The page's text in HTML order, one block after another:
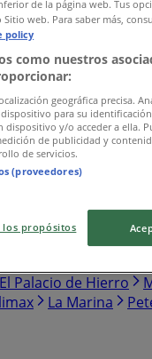
en Malinalco
Sally Beauty
Alianza
Almacenes Anfora
Farmatodo
Martí
El Palacio de Hierro
La Marina
de la página web. Tus
web. Para saber más,
policy
como nuestros
geográfica precisa.
para su
dispositivo y/o acceder a ella.
de publicidad y
de servicios.
(proveedores)
los propósitos